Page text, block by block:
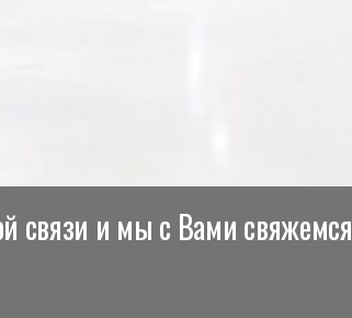
связи и мы с Вами свяжемся